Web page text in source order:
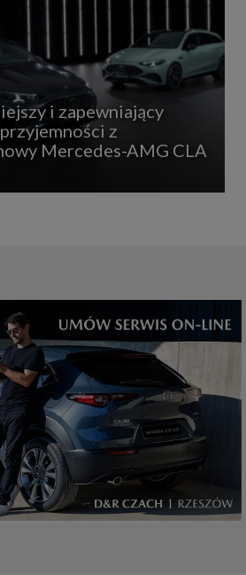
i zapewniający
z
Mercedes-AMG CLA